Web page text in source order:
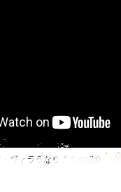
ヴィラうなりざきの紹介